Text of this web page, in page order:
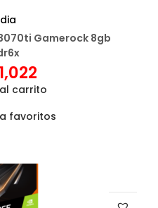
Gamerock 8gb
1,022
carrito
favoritos